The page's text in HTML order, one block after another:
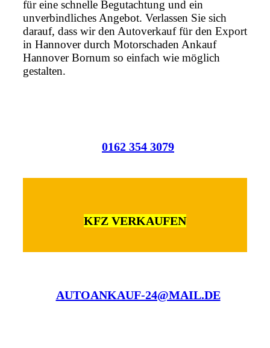
für eine schnelle Begutachtung und ein
unverbindliches Angebot. Verlassen Sie sich
darauf, dass wir den Autoverkauf für den Export
in Hannover durch Motorschaden Ankauf
Hannover Bornum so einfach wie möglich
gestalten.
0162 354 3079
KFZ VERKAUFEN
AUTOANKAUF-24@MAIL.DE